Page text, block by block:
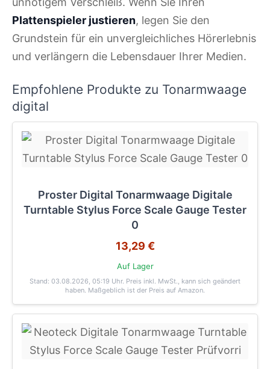
Plattenspieler justieren, legen Sie den
Grundstein für ein unvergleichliches Hörerlebnis
und verlängern die Lebensdauer Ihrer Medien.
Empfohlene Produkte zu Tonarmwaage
digital
Proster Digital Tonarmwaage Digitale
Turntable Stylus Force Scale Gauge Tester
0
13,29 €
Auf Lager
Stand: 03.08.2026, 05:19 Uhr. Preis inkl. MwSt., kann sich geändert
haben. Maßgeblich ist der Preis auf Amazon.